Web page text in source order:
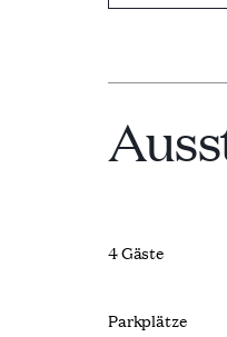
Modern und
voller Licht
4 Gäste
Parkplätze